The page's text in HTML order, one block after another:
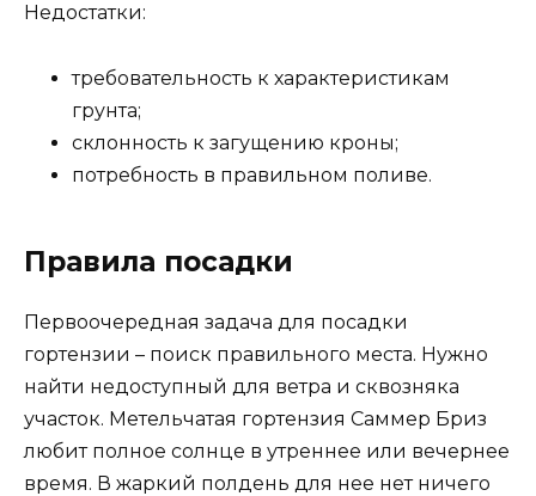
Недостатки:
требовательность к характеристикам
грунта;
склонность к загущению кроны;
потребность в правильном поливе.
Правила посадки
Первоочередная задача для посадки
гортензии – поиск правильного места. Нужно
найти недоступный для ветра и сквозняка
участок. Метельчатая гортензия Саммер Бриз
любит полное солнце в утреннее или вечернее
время. В жаркий полдень для нее нет ничего